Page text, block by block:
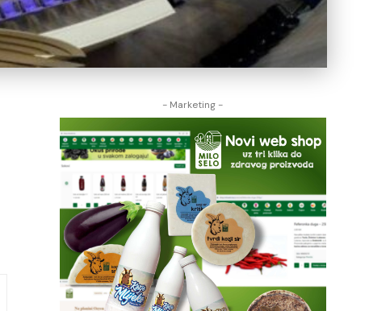
- Marketing -